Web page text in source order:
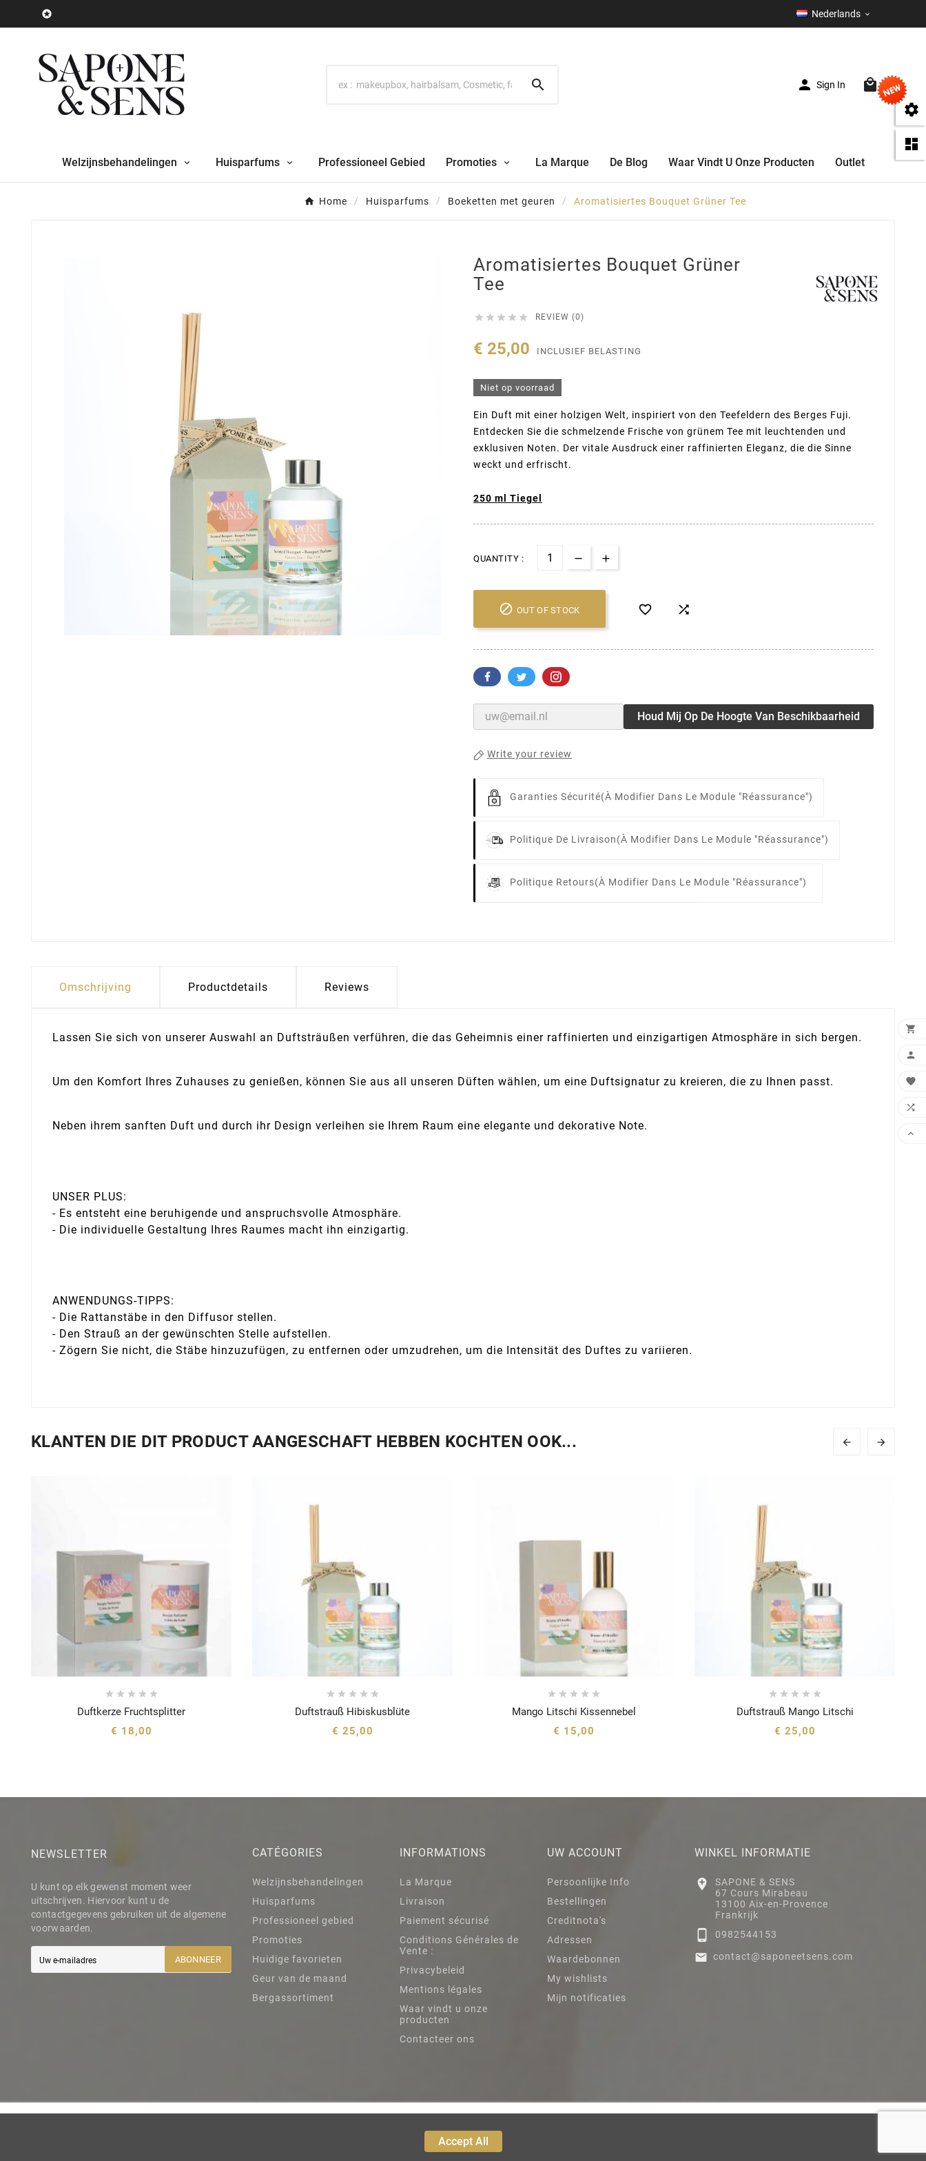


Accept All
 Nederlands 
  Sign In (0)
Welzijnsbehandelingen Huisparfums Professioneel Gebied Promoties La Marque De Blog Waar Vindt U Onze Producten Outlet
Home Huisparfums Boeketten met geuren Aromatisiertes Bouquet Grüner Tee
Aromatisiertes Bouquet Grüner
Tee
     REVIEW (0)
€ 25,00 INCLUSIEF BELASTING
Niet op voorraad
Ein Duft mit einer holzigen Welt, inspiriert von den Teefeldern des Berges Fuji.
Entdecken Sie die schmelzende Frische von grünem Tee mit leuchtenden und
exklusiven Noten. Der vitale Ausdruck einer raffinierten Eleganz, die die Sinne
weckt und erfrischt.
250 ml Tiegel
QUANTITY :
 OUT OF STOCK  
Houd Mij Op De Hoogte Van Beschikbaarheid
Write your review
Garanties Sécurité(à Modifier Dans Le Module "Réassurance")
Politique De Livraison(à Modifier Dans Le Module "Réassurance")
Politique Retours(à Modifier Dans Le Module "Réassurance")
Omschrijving Productdetails Reviews
Lassen Sie sich von unserer Auswahl an Duftsträußen verführen, die das Geheimnis einer raffinierten und einzigartigen Atmosphäre in sich bergen.
Um den Komfort Ihres Zuhauses zu genießen, können Sie aus all unseren Düften wählen, um eine Duftsignatur zu kreieren, die zu Ihnen passt.
Neben ihrem sanften Duft und durch ihr Design verleihen sie Ihrem Raum eine elegante und dekorative Note.
UNSER PLUS:
- Es entsteht eine beruhigende und anspruchsvolle Atmosphäre.
- Die individuelle Gestaltung Ihres Raumes macht ihn einzigartig.
ANWENDUNGS-TIPPS:
- Die Rattanstäbe in den Diffusor stellen.
- Den Strauß an der gewünschten Stelle aufstellen.
- Zögern Sie nicht, die Stäbe hinzuzufügen, zu entfernen oder umzudrehen, um die Intensität des Duftes zu variieren.
KLANTEN DIE DIT PRODUCT AANGESCHAFT HEBBEN KOCHTEN OOK...  
    
Duftkerze Fruchtsplitter
€ 18,00
    
Duftstrauß Hibiskusblüte
€ 25,00
    
Mango Litschi Kissennebel
€ 15,00
    
Duftstrauß Mango Litschi

€ 25,00
NEWSLETTER
U kunt op elk gewenst moment weer
uitschrijven. Hiervoor kunt u de
contactgegevens gebruiken uit de algemene
voorwaarden.
ABONNEER
CATÉGORIES
Welzijnsbehandelingen
Huisparfums
Professioneel gebied
Promoties
Huidige favorieten
Geur van de maand
Bergassortiment
INFORMATIONS
La Marque
Livraison
Paiement sécurisé
Conditions Générales de
Vente :
Privacybeleid
Mentions légales
Waar vindt u onze
producten
Contacteer ons
UW ACCOUNT
Persoonlijke Info
Bestellingen
Creditnota's
Adressen
Waardebonnen
My wishlists
Mijn notificaties
WINKEL INFORMATIE

SAPONE & SENS
67 Cours Mirabeau
13100 Aix-en-Provence
Frankrijk
 0982544153
 contact@saponeetsens.com




